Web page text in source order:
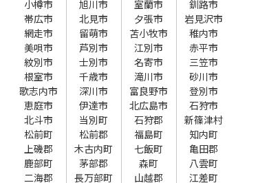
小樽市
旭川市 室蘭市
釧路市
帯広市
北見市 夕張市
岩見沢市
網走市
留萌市 苫小牧市
稚内市
美唄市
芦別市 江別市
赤平市
紋別市
士別市 名寄市
三笠市
根室市
千歳市 滝川市
砂川市
歌志内市
深川市 富良野市
登別市
恵庭市
伊達市 北広島市
石狩市
北斗市
当別町 石狩郡
新篠津村
松前町
松前郡 福島町
知内町
上磯郡
木古内町 七飯町
亀田郡
鹿部町
茅部郡 森町
八雲町
二海郡
長万部町 山越郡 江差町